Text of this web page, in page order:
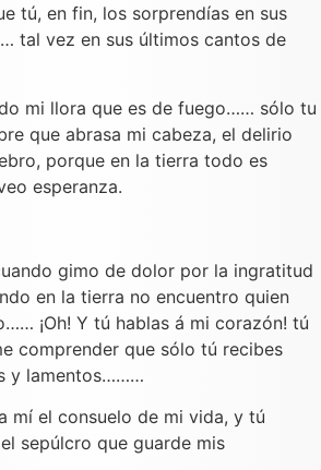
tú, en fin, los sorprendías en sus
tal vez en sus últimos cantos de
mi llora que es de fuego…… sólo tu
que abrasa mi cabeza, el delirio
porque en la tierra todo es
esperanza.
gimo de dolor por la ingratitud
en la tierra no encuentro quien
¡Oh! Y tú hablas á mi corazón! tú
comprender que sólo tú recibes
y lamentos………
mí el consuelo de mi vida, y tú
sepúlcro que guarde mis